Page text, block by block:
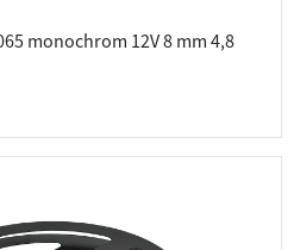
monochrom 12V 8 mm 4,8